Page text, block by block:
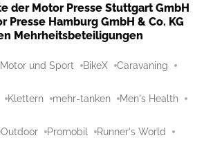
der Motor Presse Stuttgart GmbH
Presse Hamburg GmbH & Co. KG
Mehrheitsbeteiligungen
und Sport BikeX Caravaning
Klettern mehr-tanken Men's Health
Outdoor Promobil Runner's World